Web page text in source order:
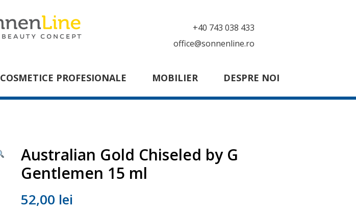
+40 743 038 433
office@sonnenline.ro
COSMETICE PROFESIONALE MOBILIER DESPRE NOI
Australian Gold Chiseled by G
Gentlemen 15 ml
52,00 lei